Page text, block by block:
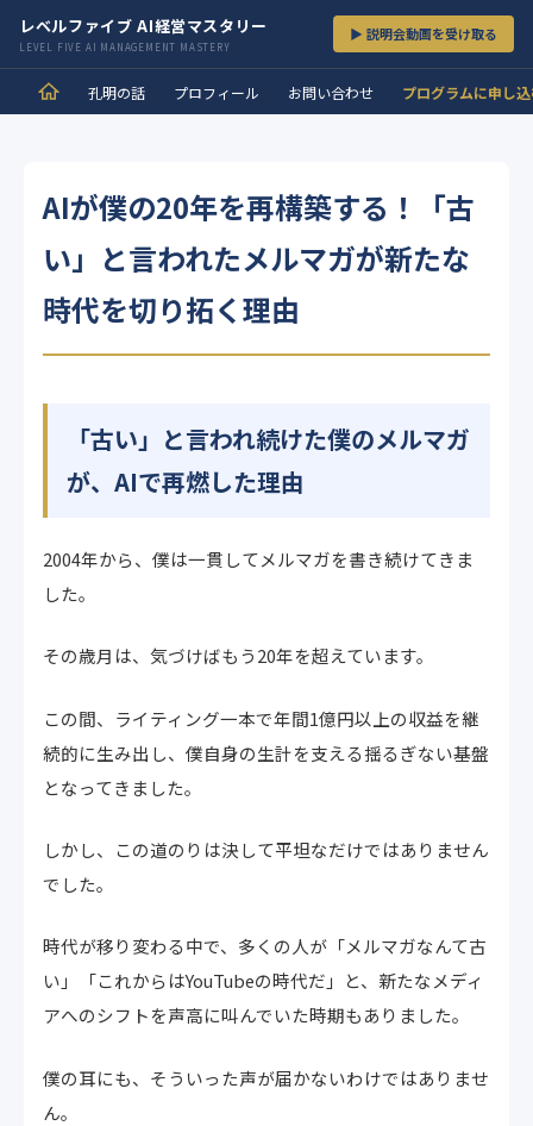
レベルファイブ AI経営マスタリー
LEVEL FIVE AI MANAGEMENT MASTERY
▶ 説明会動画を受け取る
孔明の話 プロフィール お問い合わせ プログラムに申し
AIが僕の20年を再構築する！「古
い」と言われたメルマガが新たな
時代を切り拓く理由
「古い」と言われ続けた僕のメルマガ
が、AIで再燃した理由
2004年から、僕は一貫してメルマガを書き続けてきま
した。
その歳月は、気づけばもう20年を超えています。
この間、ライティング一本で年間1億円以上の収益を継
続的に生み出し、僕自身の生計を支える揺るぎない基盤
となってきました。
しかし、この道のりは決して平坦なだけではありません
でした。
時代が移り変わる中で、多くの人が「メルマガなんて古
い」「これからはYouTubeの時代だ」と、新たなメディ
アへのシフトを声高に叫んでいた時期もありました。
僕の耳にも、そういった声が届かないわけではありませ
ん。